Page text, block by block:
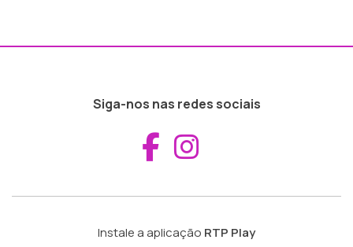
Siga-nos nas redes sociais
Aceder ao
Instale a aplicação RTP Play